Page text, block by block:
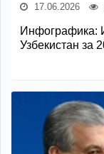
17.06.2026
Инфографика:
Узбекистан за